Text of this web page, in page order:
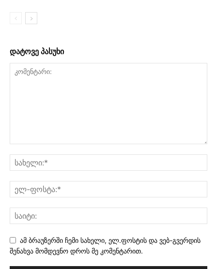
დატოვე პასუხი
ამ ბრაუზერში ჩემი სახელი, ელ.ფოსტის და ვებ-გვერდის
შენახვა მომდევნო დროს მე კომენტარით.